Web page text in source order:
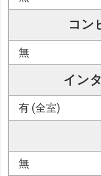
コン
無
イン
有 (全室)
無